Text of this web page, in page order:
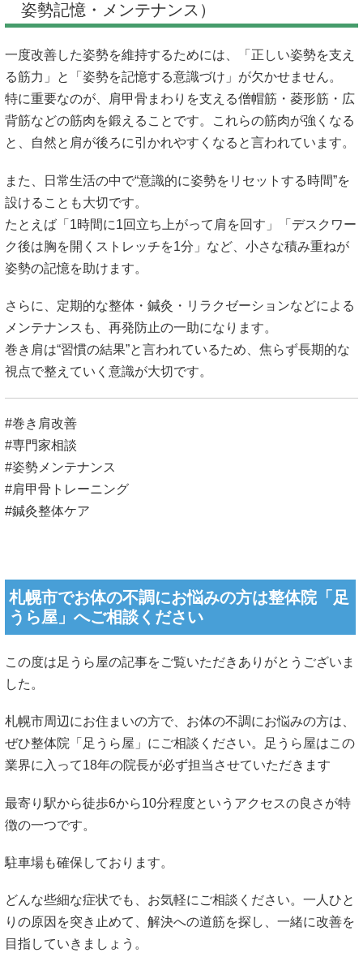
姿勢記憶・メンテナンス）
一度改善した姿勢を維持するためには、「正しい姿勢を支え
る筋力」と「姿勢を記憶する意識づけ」が欠かせません。
特に重要なのが、肩甲骨まわりを支える僧帽筋・菱形筋・広
背筋などの筋肉を鍛えることです。これらの筋肉が強くなる
と、自然と肩が後ろに引かれやすくなると言われています。
また、日常生活の中で“意識的に姿勢をリセットする時間”を
設けることも大切です。
たとえば「1時間に1回立ち上がって肩を回す」「デスクワー
ク後は胸を開くストレッチを1分」など、小さな積み重ねが
姿勢の記憶を助けます。
さらに、定期的な整体・鍼灸・リラクゼーションなどによる
メンテナンスも、再発防止の一助になります。
巻き肩は“習慣の結果”と言われているため、焦らず長期的な
視点で整えていく意識が大切です。
#巻き肩改善
#専門家相談
#姿勢メンテナンス
#肩甲骨トレーニング
#鍼灸整体ケア
札幌市でお体の不調にお悩みの方は整体院「足
うら屋」へご相談ください
この度は足うら屋の記事をご覧いただきありがとうございま
した。
札幌市周辺にお住まいの方で、お体の不調にお悩みの方は、
ぜひ整体院「足うら屋」にご相談ください。足うら屋はこの
業界に入って18年の院長が必ず担当させていただきます
最寄り駅から徒歩6から10分程度というアクセスの良さが特
徴の一つです。
駐車場も確保しております。
どんな些細な症状でも、お気軽にご相談ください。一人ひと
りの原因を突き止めて、解決への道筋を探し、一緒に改善を
目指していきましょう。